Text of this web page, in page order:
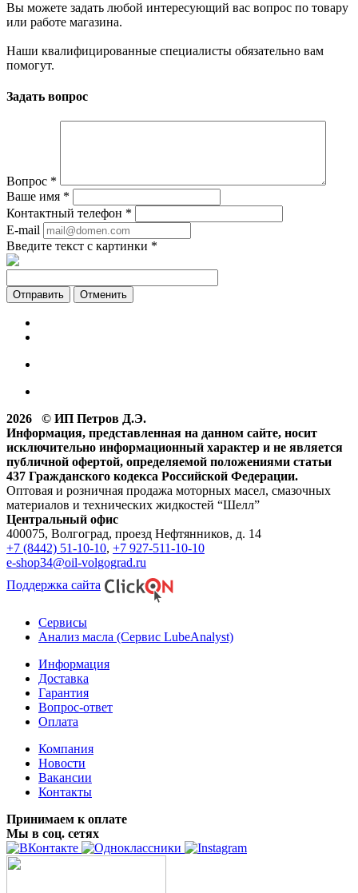
Вы можете задать любой интересующий вас вопрос по товару
или работе магазина.
Наши квалифицированные специалисты обязательно вам
помогут.
Задать вопрос
Вопрос *
Ваше имя *
Контактный телефон *
E-mail
Введите текст с картинки *
Отменить
2026 © ИП Петров Д.Э.
Информация, представленная на данном сайте, носит
исключительно информационный характер и не является
публичной офертой, определяемой положениями статьи
437 Гражданского кодекса Российской Федерации.
Оптовая и розничная продажа моторных масел, смазочных
материалов и технических жидкостей “Шелл”
Центральный офис
400075, Волгоград, проезд Нефтянников, д. 14
+7 (8442) 51-10-10, +7 927-511-10-10
e-shop34@oil-volgograd.ru
Поддержка сайта
Сервисы
Анализ масла (Сервис LubeAnalyst)
Информация
Доставка
Гарантия
Вопрос-ответ
Оплата
Компания
Новости
Вакансии
Контакты
Принимаем к оплате
Мы в соц. сетях